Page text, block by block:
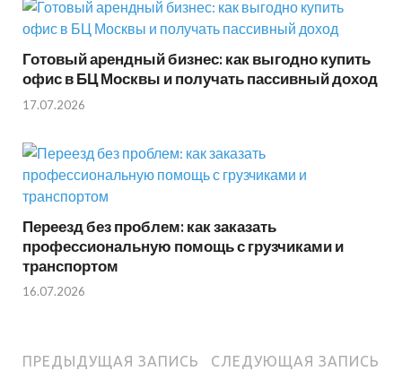
Готовый арендный бизнес: как выгодно купить
офис в БЦ Москвы и получать пассивный доход
17.07.2026
Переезд без проблем: как заказать
профессиональную помощь с грузчиками и
транспортом
16.07.2026
ПРЕДЫДУЩАЯ ЗАПИСЬ СЛЕДУЮЩАЯ ЗАПИСЬ